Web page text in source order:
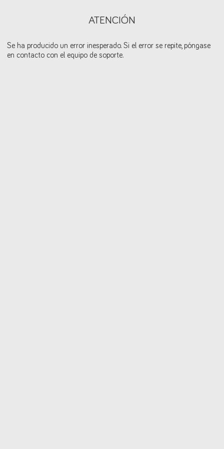
ATENCIÓN
Se ha producido un error inesperado. Si el error se repite, póngase
en contacto con el equipo de soporte.